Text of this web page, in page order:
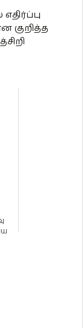
குறித்த